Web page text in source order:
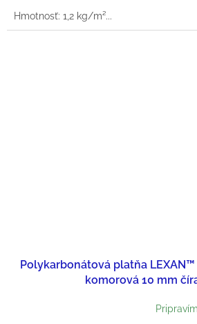
Hmotnosť: 1,2 kg/m²...
Polykarbonátová platňa LEXAN™
komorová 10 mm